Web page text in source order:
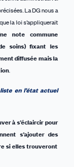
La DG nous a
la loi s’appliquerait
note commune
soins) fixant les
diffusée mais la
.
en l’état actuel
à s’éclaircir pour
nent s’ajouter des
si ellestrouveront